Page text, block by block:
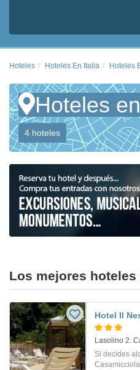
Hoteles Hoteles En Italia Hoteles
Hoteles
4 hoteles
Los mejores hoteles
Hotel Il
Lasolino 2.
Si decides